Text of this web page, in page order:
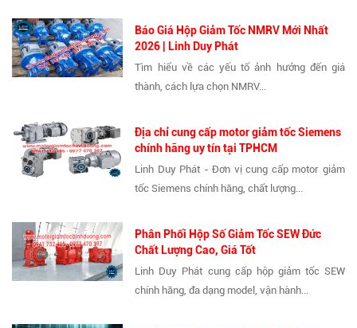
Báo Giá Hộp Giảm Tốc NMRV Mới Nhất
2026 | Linh Duy Phát
Tìm hiểu về các yếu tố ảnh hưởng đến giá
thành, cách lựa chọn NMRV...
Địa chỉ cung cấp motor giảm tốc Siemens
chính hãng uy tín tại TPHCM
Linh Duy Phát - Đơn vị cung cấp motor giảm
tốc Siemens chính hãng, chất lượng...
Phân Phối Hộp Số Giảm Tốc SEW Đức
Chất Lượng Cao, Giá Tốt
Linh Duy Phát cung cấp hộp giảm tốc SEW
chính hãng, đa dạng model, vận hành...